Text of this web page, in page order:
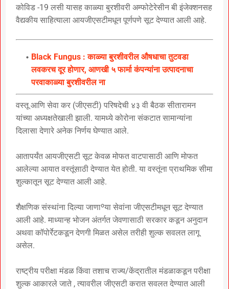
कोविड -19 लसी यासह काळ्या बुरशीवरी अम्फोटेरेसीन बी इंजेक्शनसह
वैद्यकीय साहित्याला आयजीएसटीमधून पूर्णपणे सूट देण्यात आली आहे.
Black Fungus : काळ्या बुरशीवरील औषधाचा तुटवडा
लवकरच दूर होणार, आणखी ५ फार्मा कंपन्यांना उत्पादनाचा
परवाकाळ्या बुरशीवरील ना
वस्तू आणि सेवा कर (जीएसटी) परिषदेची ४३ वी बैठक सीतारामन
यांच्या अध्यक्षतेखाली झाली. यामध्ये कोरोना संकटात सामान्यांना
दिलासा देणारे अनेक निर्णय घेण्यात आले.
आतापर्यंत आयजीएसटी सूट केवळ मोफत वाटपासाठी आणि मोफत
आलेल्या आयात वस्तूंसाठी देण्यात येत होती. या वस्तूंना प्राथमिक सीमा
शुल्कातून सूट देण्यात आली आहे.
शैक्षणिक संस्थांना दिल्या जाणाºया सेवांना जीएसटीमधून सूट देण्यात
आली आहे. माध्यान्ह भोजन अंतर्गत जेवणासाठी सरकार कडून अनुदान
अथवा कॉपोर्रेटकडून देणगी मिळत असेल तरीही शुल्क सवलत लागू
असेल.
राष्ट्रीय परीक्षा मंडळ किंवा तशाच राज्य/केंद्रातील मंडळाकडून परीक्षा
शुल्क आकारले जाते , त्यावरील जीएसटी करात सवलत देण्यात आली